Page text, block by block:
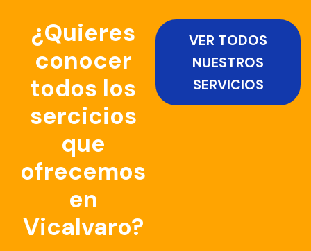
¿Quieres
conocer
todos los
sercicios
que
ofrecemos
en
Vicalvaro?
VER TODOS
NUESTROS
SERVICIOS